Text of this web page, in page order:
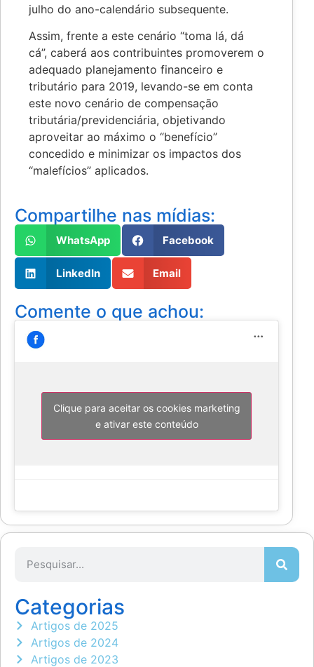
julho do ano-calendário subsequente.
Assim, frente a este cenário “toma lá, dá
cá”, caberá aos contribuintes promoverem o
adequado planejamento financeiro e
tributário para 2019, levando-se em conta
este novo cenário de compensação
tributária/previdenciária, objetivando
aproveitar ao máximo o “benefício”
concedido e minimizar os impactos dos
“malefícios” aplicados.
Compartilhe nas mídias:
WhatsApp Facebook
LinkedIn Email
Comente o que achou:
Clique para aceitar os cookies marketing
e ativar este conteúdo
Categorias
Artigos de 2025
Artigos de 2024
Artigos de 2023